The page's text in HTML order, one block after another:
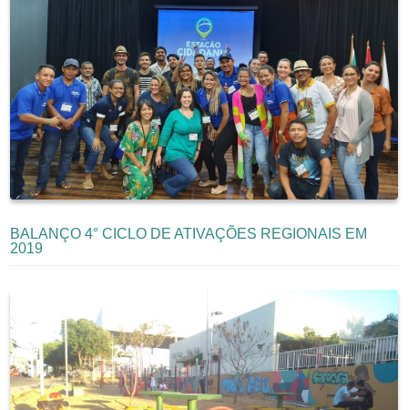
BALANÇO 4° CICLO DE ATIVAÇÕES REGIONAIS EM
2019